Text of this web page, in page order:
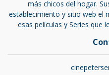
más chicos del hogar.
establecimiento y sitio web el
esas películas y Series que